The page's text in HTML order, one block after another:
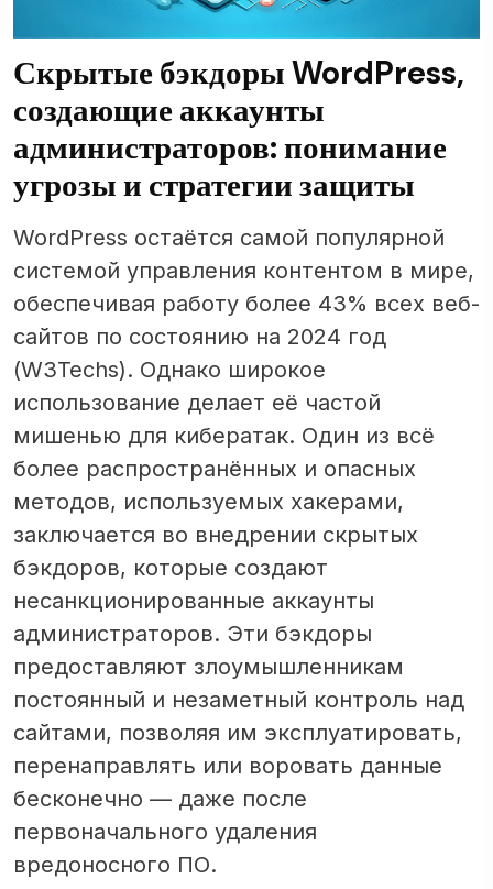
Скрытые бэкдоры WordPress,
создающие аккаунты
администраторов: понимание
угрозы и стратегии защиты
WordPress остаётся самой популярной
системой управления контентом в мире,
обеспечивая работу более 43% всех веб-
сайтов по состоянию на 2024 год
(W3Techs). Однако широкое
использование делает её частой
мишенью для кибератак. Один из всё
более распространённых и опасных
методов, используемых хакерами,
заключается во внедрении скрытых
бэкдоров, которые создают
несанкционированные аккаунты
администраторов. Эти бэкдоры
предоставляют злоумышленникам
постоянный и незаметный контроль над
сайтами, позволяя им эксплуатировать,
перенаправлять или воровать данные
бесконечно — даже после
первоначального удаления
вредоносного ПО.